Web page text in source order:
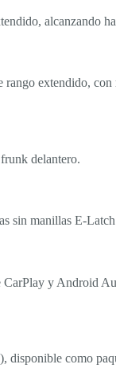
alcanzando
rango extendido,
delantero.
sin manillas E-
CarPlay y Android
disponible como